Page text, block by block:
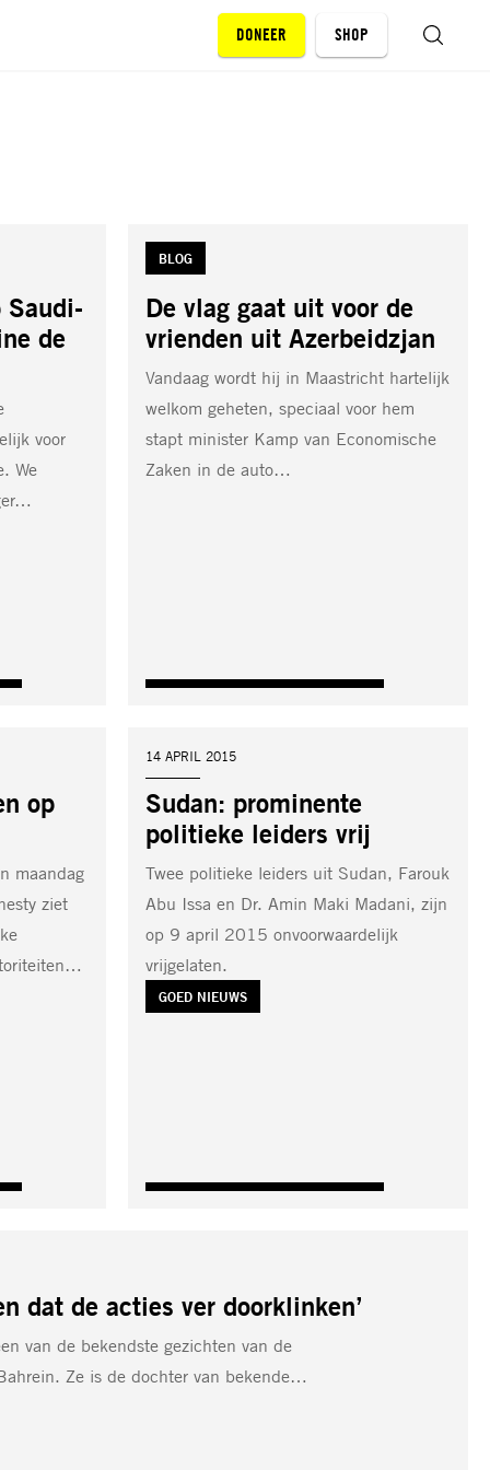
DONEER SHOP
Saudi-
de
voor
We
De vlag gaat uit voor de
vrienden uit Azerbeidzjan
TAG:
BLOG
Vandaag wordt hij in Maastricht hartelijk
welkom geheten, speciaal voor hem
stapt minister Kamp van Economische
Zaken in de auto…
op
maandag
ziet
Sudan: prominente
politieke leiders vrij
TAG:
GOED NIEUWS
DATUM:
14 APRIL 2015
Twee politieke leiders uit Sudan, Farouk
Abu Issa en Dr. Amin Maki Madani, zijn
op 9 april 2015 onvoorwaardelijk
vrijgelaten.
dat de acties ver doorklinken’
van de bekendste gezichten van de
Ze is de dochter van bekende…